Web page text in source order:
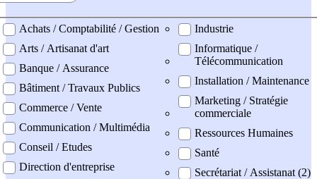
professionel
Achats / Comptabilité / Gestion
Arts / Artisanat d'art
Banque / Assurance
Bâtiment / Travaux Publics
Commerce / Vente
Communication / Multimédia
Conseil / Etudes
Direction d'entreprise
Industrie
Informatique /
Télécommunication
Installation / Maintenance
Marketing / Stratégie
commerciale
Ressources Humaines
Santé
Secrétariat / Assistanat (2)